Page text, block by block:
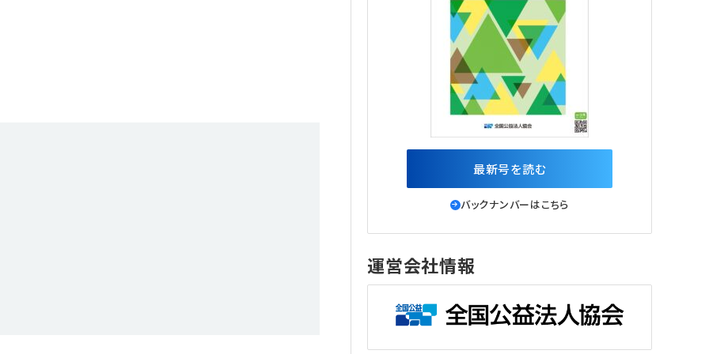
最新号を読む
バックナンバーはこちら
運営会社情報